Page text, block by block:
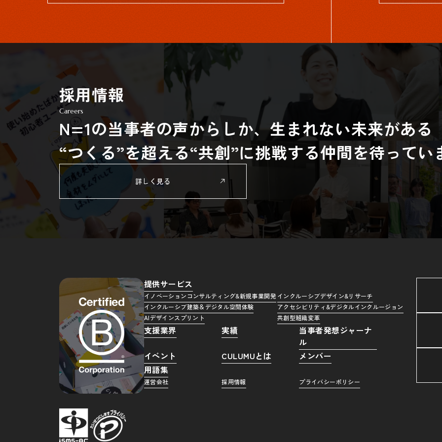
採用情報
Careers
N=1の当事者の声からしか、生まれない未来がある
“つくる”を超える“共創”に挑戦する仲間を待ってい
詳しく見る
提供サービス
イノベーションコンサルティング&新規事業開発インクルーシブデザイン&リサーチ
インクルーシブ建築＆デジタル空間体験
アクセシビリティ&デジタルインクルージョン
AIデザインスプリント
共創型組織変革
支援業界 実績
当事者発想ジャーナ
ル
イベント
CULUMUとは
メンバー
用語集
運営会社 採用情報 プライバシーポリシー